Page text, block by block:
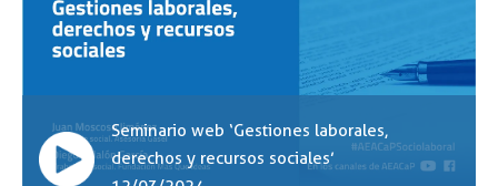
Seminario web ‘Gestiones laborales,
derechos y recursos sociales’